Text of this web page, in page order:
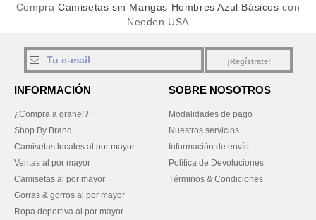
CompraCamisetas sin Mangas Hombres Azul Básicos con
Needen USA
¡Regístrate!
INFORMACIÓN
¿Compra a granel?
Shop By Brand
Camisetas locales al por mayor
Ventas al por mayor
Camisetas al por mayor
Gorras & gorros al por mayor
Ropa deportiva al por mayor
SOBRE NOSOTROS
Modalidades de pago
Nuestros servicios
Información de envío
Política de Devoluciones
Términos & Condiciones